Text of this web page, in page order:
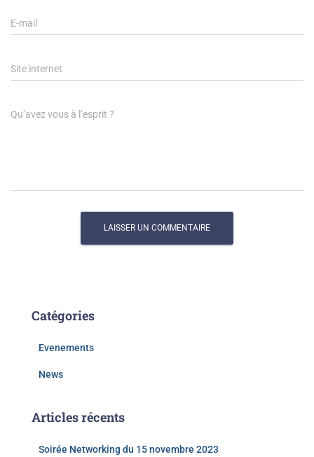
E-mail
Site internet
Qu’avez vous à l’esprit ?
Catégories
Evenements
News
Articles récents
Soirée Networking du 15 novembre 2023